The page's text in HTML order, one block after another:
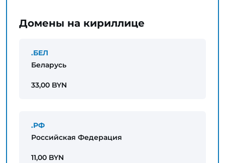
Домены на кириллице
.БЕЛ
Беларусь
33,00 BYN
.РФ
Российская Федерация
11,00 BYN